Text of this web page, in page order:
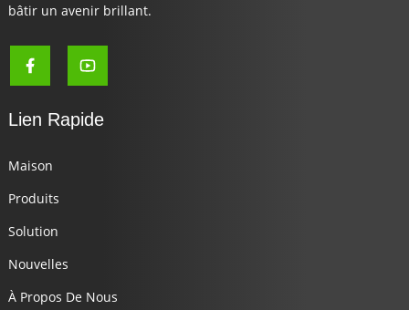
bâtir un avenir brillant.
Lien Rapide
Maison
Produits
Solution
Nouvelles
À Propos De Nous